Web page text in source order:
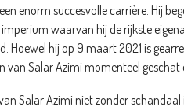
enorm succesvolle carrière. Hij
waarvan hij de rijkste
Hoewel hij op 9 maart 2021 is
van Salar Azimi momenteel
Salar Azimi niet zonder schandaal